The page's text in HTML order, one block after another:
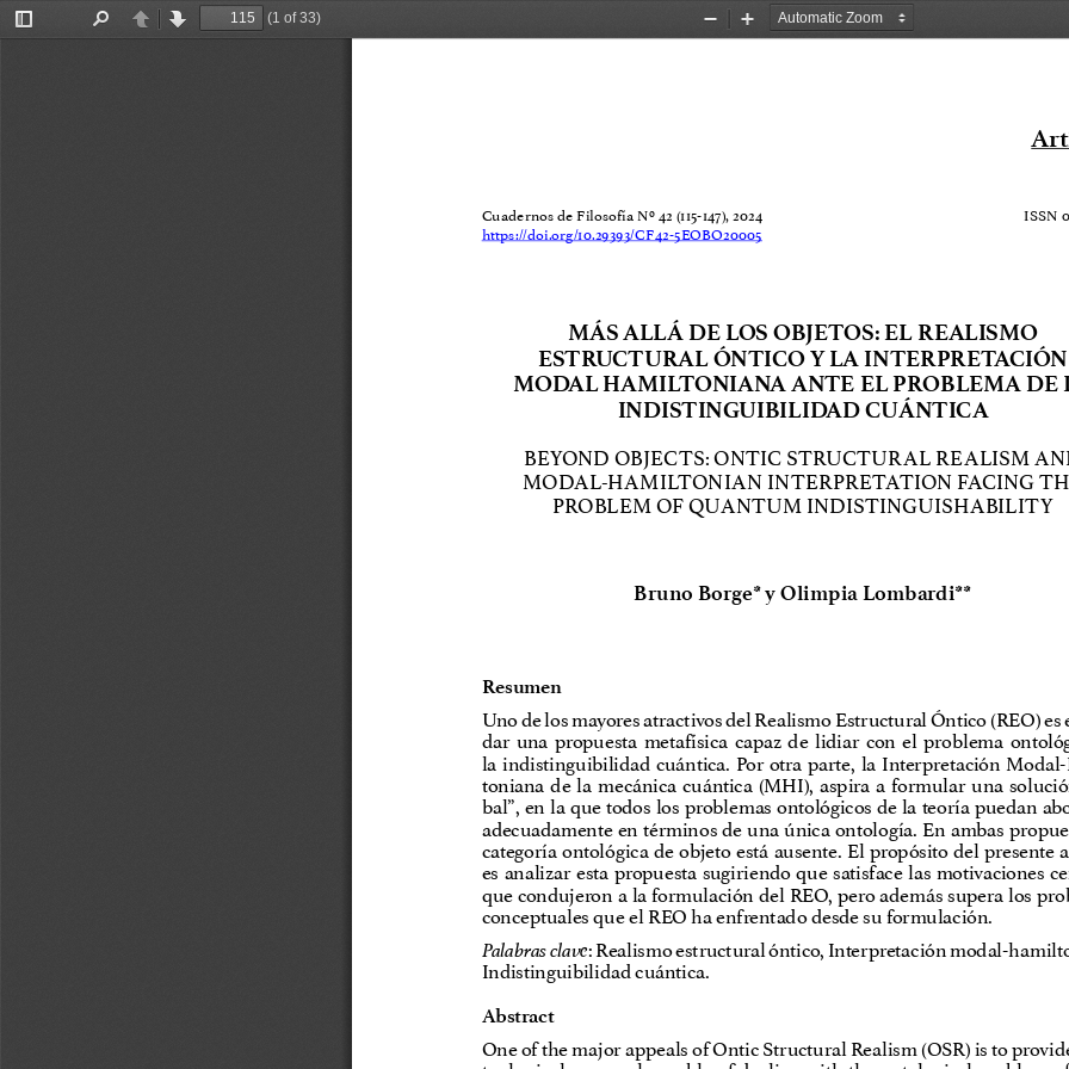
Toggle
PreviousNext
(1 of 33)
Zoom
Zoom
MÁS ALLÁ DE LOS OBJETOS: EL REALISMO
ESTRUCTURAL ÓNTICO Y LA INTERPRETACIÓN
MODAL HAMILTONIANA ANTE EL PROBLEMA DE
INDISTINGUIBILIDAD CUÁNTICA
BEYOND OBJECTS: ONTIC STRUCTURAL REALISM
MODAL-HAMILTONIAN INTERPRETATION FACING
PROBLEM OF QUANTUM INDISTINGUISHABILITY
Bruno Borge* y Olimpia Lombardi**
Resumen
Uno de los mayores atractivos del Realismo Estructural Óntico (REO) es
dar  una  propuesta  metafísica  capaz  de  lidiar  con  el  problema
la  indistinguibilidad  cuántica.  Por  otra  parte,  la  Interpretación
toniana  de  la  mecánica  cuántica  (MHI),  aspira  a  formular  una
bal”, en la que todos los problemas ontológicos de la teoría puedan
adecuadamente en términos de una única ontología. En ambas
categoría ontológica de objeto está ausente. El propósito del presente
es  analizar  esta  propuesta  sugiriendo  que  satisface  las  motivaciones
que condujeron a la formulación del REO, pero además supera los
conceptuales que el REO ha enfrentado desde su formulación.
Palabras clave: Realismo estructural óntico, Interpretación modal-
Indistinguibilidad cuántica.
Abstract
One of the major appeals of Ontic Structural Realism (OSR) is to
Cuadernos de Filosofía Nº 42 (115-147), 2024
https://doi.org/10.29393/CF42-5EOBO20005
ISSN